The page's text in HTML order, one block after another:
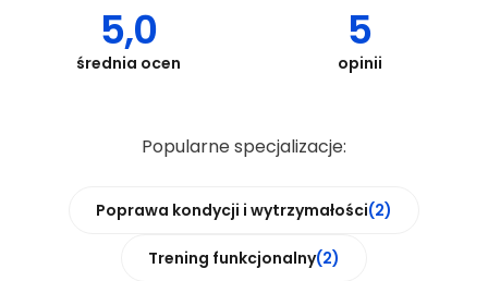
5,0
średnia ocen
5
opinii
Popularne specjalizacje:
Poprawa kondycji i wytrzymałości(2)
Trening funkcjonalny(2)